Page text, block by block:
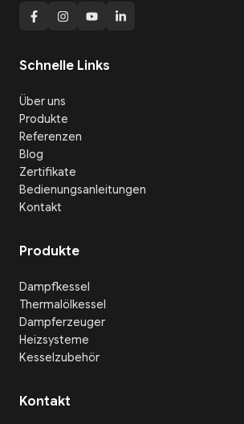
Schnelle Links
Über uns
Produkte
Referenzen
Blog
Zertifikate
Bedienungsanleitungen
Kontakt
Produkte
Dampfkessel
Thermalölkessel
Dampferzeuger
Heizsysteme
Kesselzubehör
Kontakt